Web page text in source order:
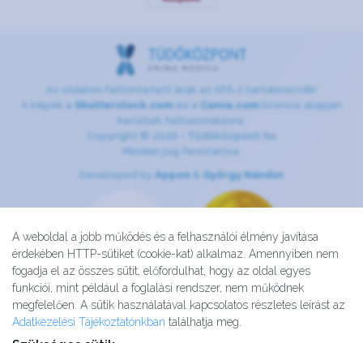
A weboldal a jobb működés és a felhasználói élmény javítása
érdekében HTTP-sütiket (cookie-kat) alkalmaz. Amennyiben nem
fogadja el az összes sütit, előfordulhat, hogy az oldal egyes
funkciói, mint például a foglalási rendszer, nem működnek
megfelelően. A sütik használatával kapcsolatos részletes leírást az
Adatkezelési Tájékoztatónkban találhatja meg.
Az oldalon feltüntetett árak az ÁFÁ-t tartalmazzák!
A képek a Shutterstock.com és a Canva.com licence alapján
kerültek felhasználásra.
Copyright © 2026 •
Tüdőközpont.hu
Minden jog fenntartva.
Developed by Appon& György Nándor